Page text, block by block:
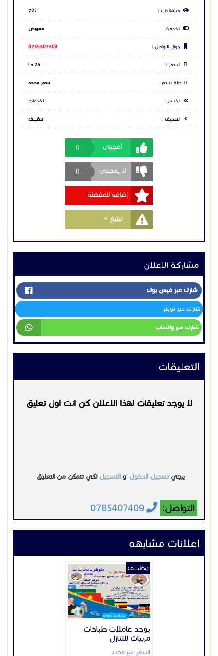
مشاهدات : 722
الخدمة : معروض
جوال التواصل : 0785407409
السعر : 25 د ا
حالة السعر : سعر محدد
القسم : الخدمات
التصنيف : تنظيــــف
أعجبنى 0
لا يعجبنى 0
إضافة للمفضلة
تبليغ Toggle Dropdown
مشاركة الاعلان
شارك عبر فيس بوك
شارك عبر تويتر
شارك عبر واتساب
التعليقات
لا يوجد تعليقات لهذا الاعلان كن انت اول تعليق
يرجيتسجيل الدخول او التسجيل لكي تتمكن من التعليق
التواصل: 0785407409
اعلانات مشابهه
يوجد عاملات طباخات
مربيات للتنازل
السعر غير محدد
تنظيــــف